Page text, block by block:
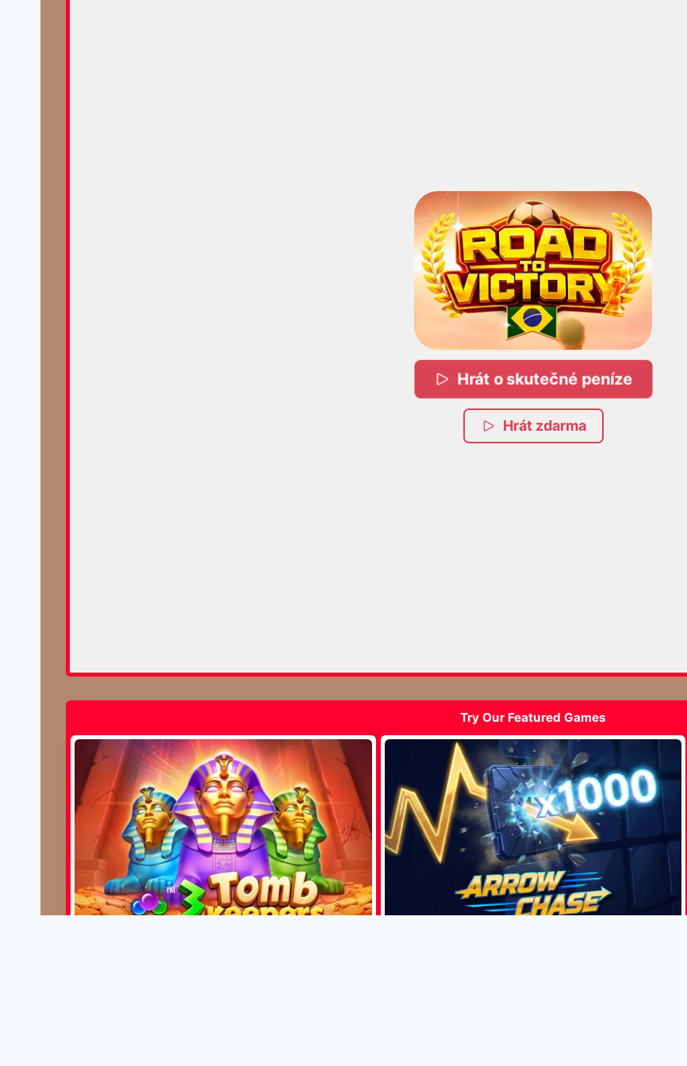
Hrát o skutečné peníze
Hrát zdarma
Try Our Featured Games